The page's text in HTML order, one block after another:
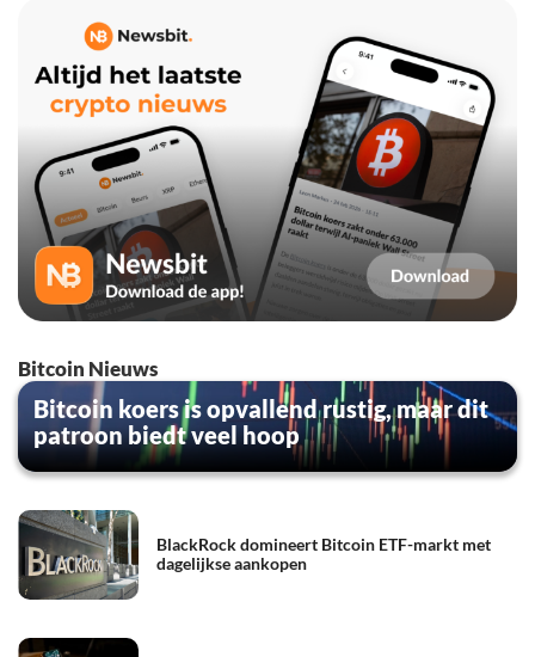
Bitcoin Nieuws
Bitcoin koers is opvallend rustig, maar dit
patroon biedt veel hoop
BlackRock domineert Bitcoin ETF-markt met
dagelijkse aankopen